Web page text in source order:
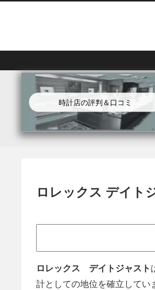
時計店の評判＆口コミ
ロレックス デイト
ロレックス デイトジャスト
計としての地位を確立してい